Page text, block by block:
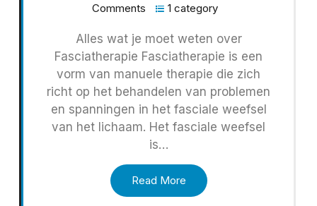
Comments
1 category
Alles wat je moet weten over
Fasciatherapie Fasciatherapie is een
vorm van manuele therapie die zich
richt op het behandelen van problemen
en spanningen in het fasciale weefsel
van het lichaam. Het fasciale weefsel
is…
Read More